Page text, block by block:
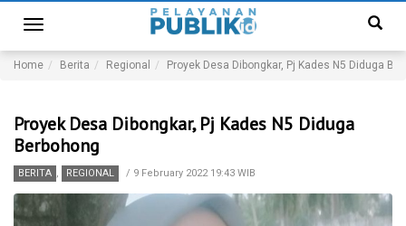
Toggle
navigation
Home Berita Regional Proyek Desa Dibongkar, Pj Kades N5 Diduga
Proyek Desa Dibongkar, Pj Kades N5 Diduga
Berbohong
BERITA , REGIONAL / 9 February 2022 19:43 WIB